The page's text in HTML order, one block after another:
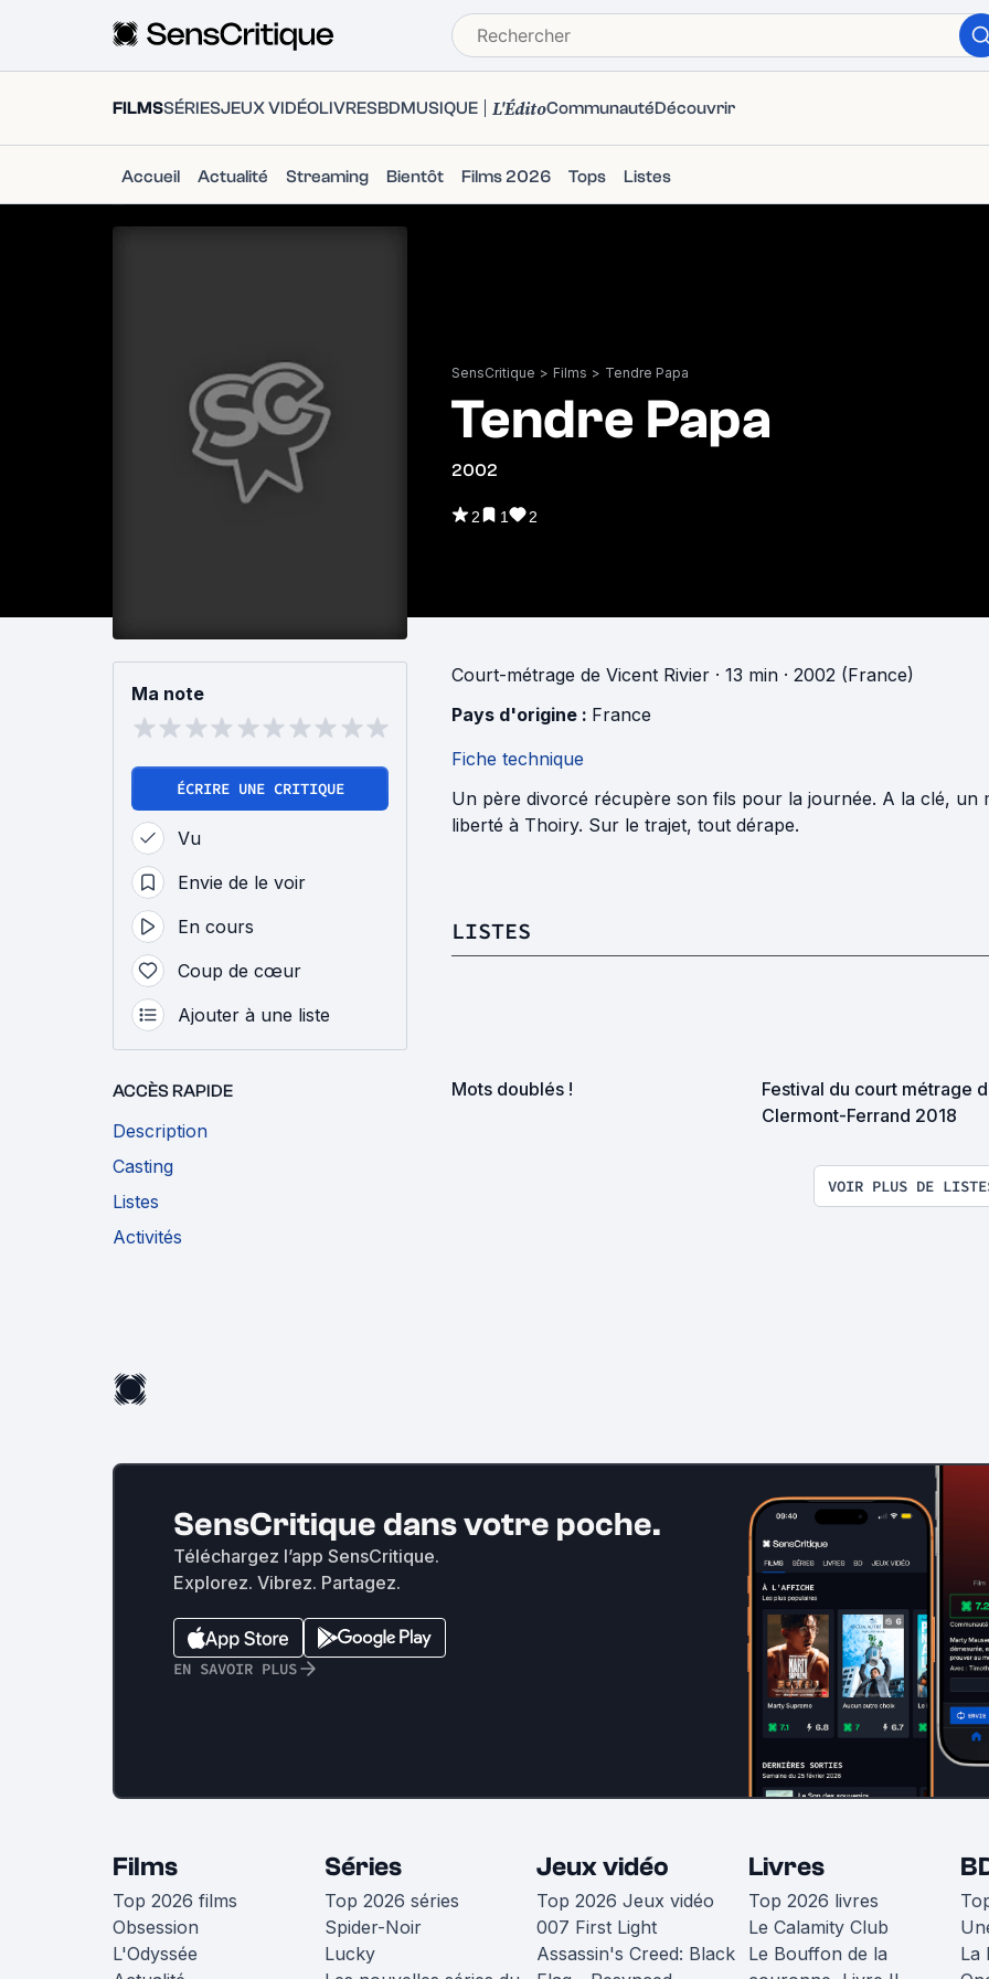
FILMSSÉRIESJEUX VIDÉOLIVRESBDMUSIQUE L'ÉditoCommunautéDécouvrir
Accueil Actualité Streaming Bientôt Films 2026 Tops Listes
SensCritique > Films > Tendre Papa
Tendre Papa
2002
2 1 2
Ma note
ÉCRIRE UNE CRITIQUE
Vu
Envie de le voir
En cours
Coup de cœur
Ajouter à une liste
ACCÈS RAPIDE
Description
Casting
Listes
Activités
Court-métrage de Vicent Rivier · 13 min · 2002 (France)
Pays d'origine : France
Fiche technique
Un père divorcé récupère son fils pour la journée. A la clé, un
liberté à Thoiry. Sur le trajet, tout dérape.
LISTES
Mots doublés !
Festival du court métrage
Clermont-Ferrand 2018
VOIR PLUS DE
SensCritique dans votre poche.
Téléchargez l’app SensCritique.
Explorez. Vibrez. Partagez.
EN SAVOIR PLUS
Films
Top 2026 films
Obsession
L'Odyssée
Séries
Top 2026 séries
Spider-Noir
Lucky
Jeux vidéo
Top 2026 Jeux vidéo
007 First Light
Assassin's Creed: Black
Livres
Top 2026 livres
Le Calamity Club
Le Bouffon de la
La